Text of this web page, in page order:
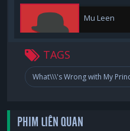
Mu Leen
Li Shiyao
TAGS
What\\\'s Wrong with My
PHIM LIÊN QUAN